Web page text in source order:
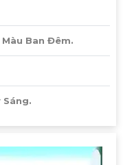
Ban Đêm.
Sáng.